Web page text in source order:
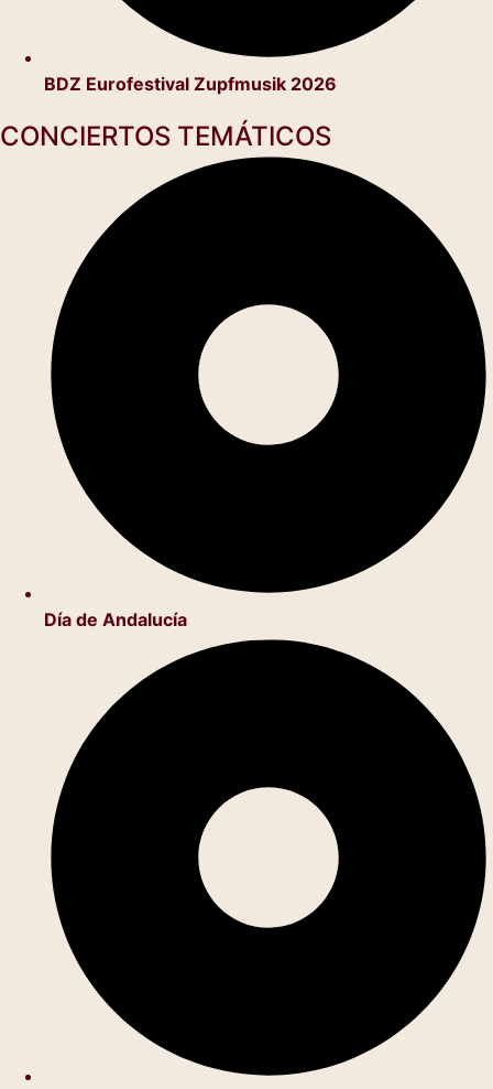
BDZ Eurofestival Zupfmusik 2026
CONCIERTOS TEMÁTICOS
Día de Andalucía